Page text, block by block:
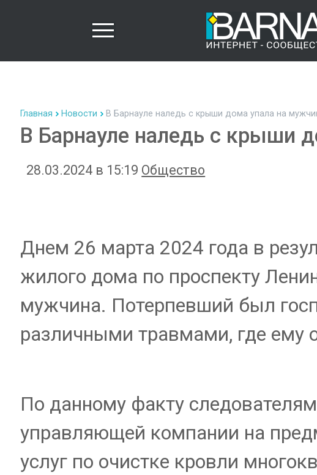
Главная Новости В Барнауле наледь с крыши дома упала на
В Барнауле наледь с крыши
28.03.2024 в 15:19 Общество
Днем 26 марта 2024 года в
жилого дома по проспекту
мужчина. Потерпевший был
различными травмами, где ему
По данному факту
управляющей компании на
услуг по очистке кровли